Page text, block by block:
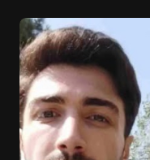
მერია